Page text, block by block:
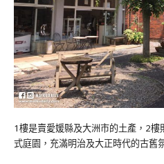
1樓是賣愛媛縣及大洲市的土產，2
式庭園，充滿明治及大正時代的古舊